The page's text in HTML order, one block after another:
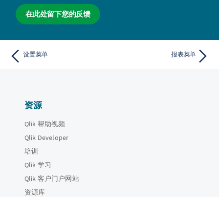
在此处留下您的反馈
设置菜单 报表菜单
资源
Qlik 帮助视频
Qlik Developer
培训
Qlik 学习
Qlik 客户门户网站
资源库